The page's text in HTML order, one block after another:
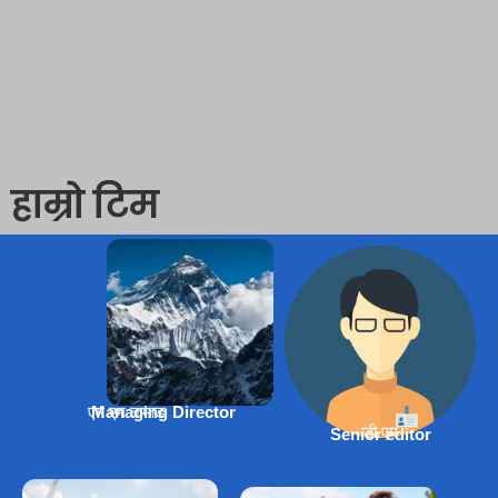
हाम्रो टिम
Managing Director
एम एम तामाङ
Senior editor
डी.एम